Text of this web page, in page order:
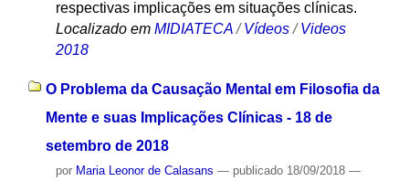
respectivas implicações em situações clínicas.
Localizado em MIDIATECA /Vídeos /Videos
2018
O Problema da Causação Mental em Filosofia da
Mente e suas Implicações Clínicas - 18 de
setembro de 2018
por Maria Leonor de Calasans — publicado18/09/2018 —